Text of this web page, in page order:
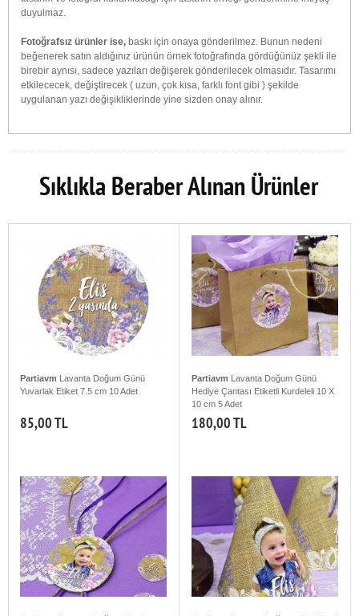
duyulmaz.
Fotoğrafsız ürünler ise, baskı için onaya gönderilmez. Bunun nedeni
beğenerek satın aldığınız ürünün örnek fotoğrafında gördüğünüz şekli ile
birebir aynısı, sadece yazıları değişerek gönderilecek olmasıdır. Tasarımı
etkilececek, değiştirecek ( uzun, çok kısa, farklı font gibi ) şekilde
uygulanan yazı değişikliklerinde yine sizden onay alınır.
Sıklıkla Beraber Alınan Ürünler
Partiavm Lavanta Doğum Günü
Yuvarlak Etiket 7.5 cm 10 Adet
85,00 TL
Partiavm Lavanta Doğum Günü
Hediye Çantası Etiketli Kurdeleli 10 X
10 cm 5 Adet
180,00 TL